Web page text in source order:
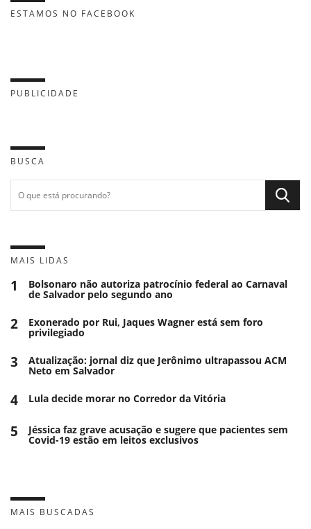
ESTAMOS NO FACEBOOK
PUBLICIDADE
BUSCA
MAIS LIDAS
1 Bolsonaro não autoriza patrocínio federal ao Carnaval
de Salvador pelo segundo ano
2 Exonerado por Rui, Jaques Wagner está sem foro
privilegiado
3 Atualização: jornal diz que Jerônimo ultrapassou ACM
Neto em Salvador
4 Lula decide morar no Corredor da Vitória
5 Jéssica faz grave acusação e sugere que pacientes sem
Covid-19 estão em leitos exclusivos
MAIS BUSCADAS